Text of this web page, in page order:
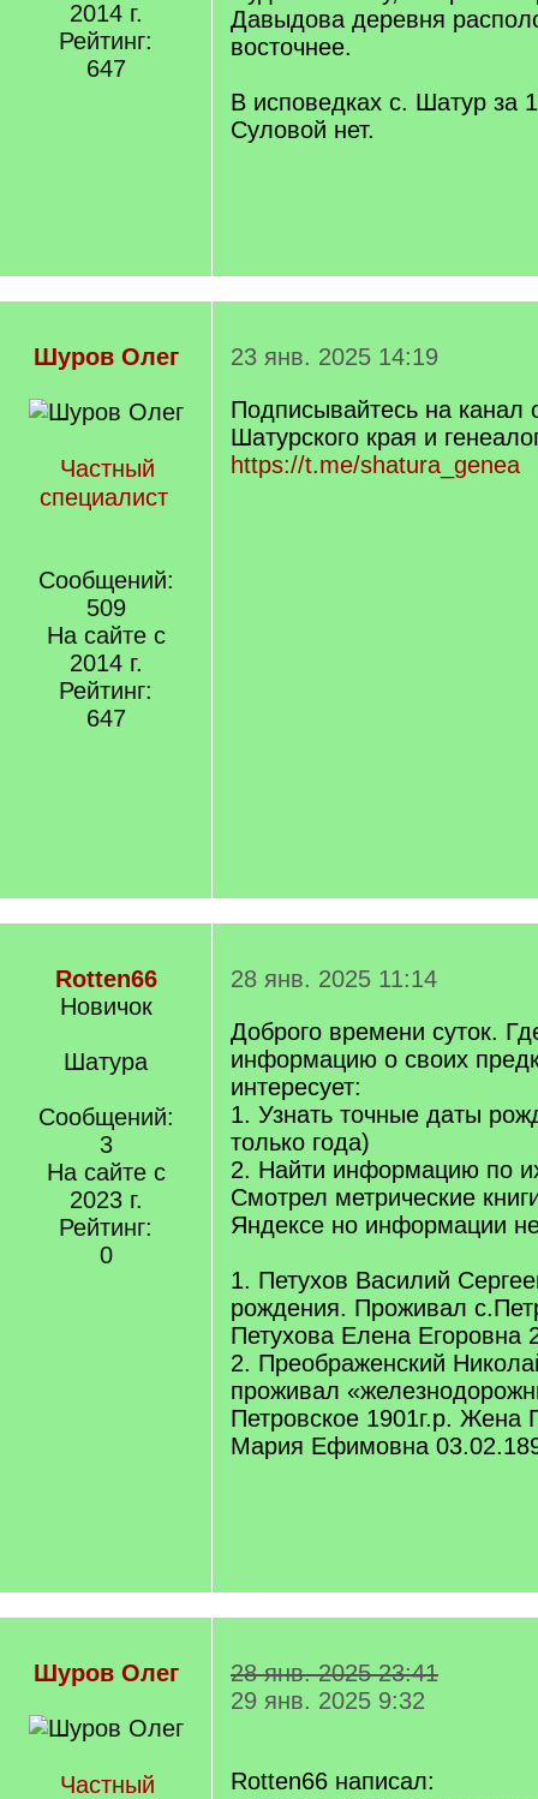
2014 г.
Рейтинг:
647
Давыдова деревня
восточнее.
В исповедках с. Шатур за
Суловой нет.
Шуров Олег
Частный
специалист
Сообщений:
509
На сайте с
2014 г.
Рейтинг:
647
23 янв. 2025 14:19
Подписывайтесь на канал
Шатурского края и
https://t.me/shatura_genea
Rotten66
Новичок
Шатура
Сообщений:
3
На сайте с
2023 г.
Рейтинг:
0
28 янв. 2025 11:14
Доброго времени суток.
информацию о своих
интересует:
1. Узнать точные даты
только года)
2. Найти информацию по
Смотрел метрические
Яндексе но информации
1. Петухов Василий
рождения. Проживал
Петухова Елена Егоровна
2. Преображенский
проживал
Петровское 1901г.р. Жена
Мария Ефимовна
Шуров Олег
Частный
28 янв. 2025 23:41
29 янв. 2025 9:32
Rotten66 написал: